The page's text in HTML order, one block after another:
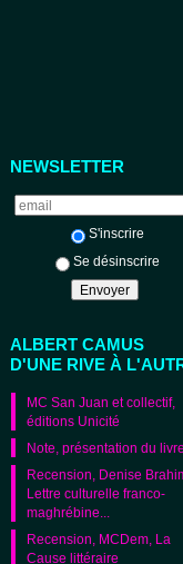
NEWSLETTER
S'inscrire
Se désinscrire
ALBERT CAMUS
D'UNE RIVE À
MC San Juan et collectif,
éditions Unicité
Note, présentation du livre
Recension, Denise
Lettre culturelle franco-
maghrébine...
Recension, MCDem, La
Cause littéraire